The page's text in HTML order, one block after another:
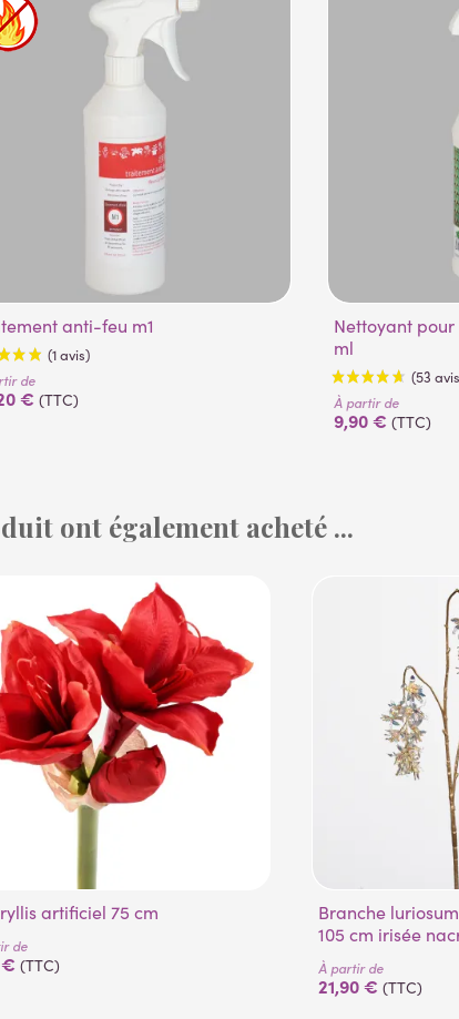
anti-feu m1
de
€ (TTC)
Nettoyant pour plantes artificielles 500
ml
À partir de
9,90 € (TTC)
ont également acheté ...
artificiel 75 cm
de
(TTC)
Branche luriosum artificielle 85 ou
105 cm irisée
À partir de
21,90 € (TTC)